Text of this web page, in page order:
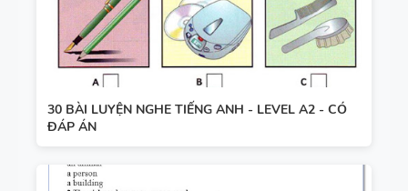
30 BÀI LUYỆN NGHE TIẾNG ANH - LEVEL A2 - CÓ
ĐÁP ÁN